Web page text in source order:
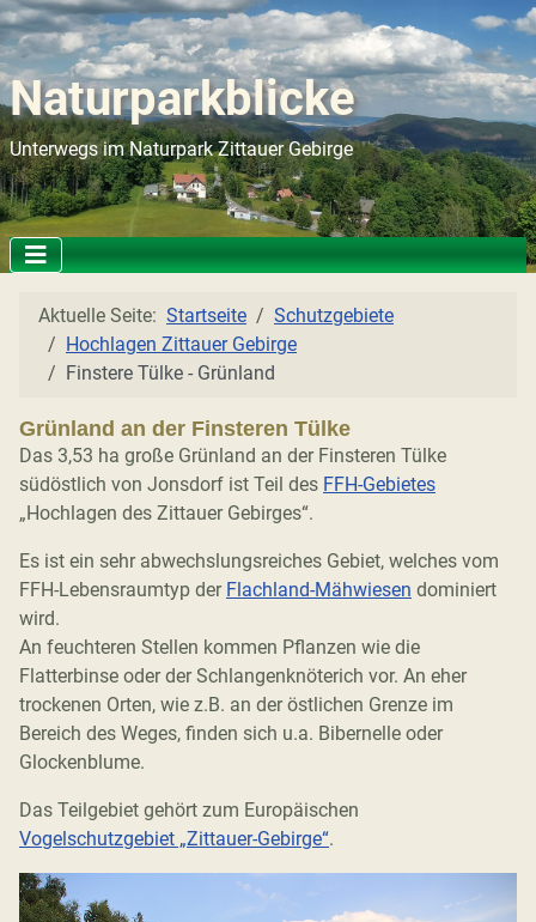
Naturparkblicke
Unterwegs im Naturpark Zittauer Gebirge
Aktuelle Seite: Startseite
Schutzgebiete
Hochlagen Zittauer Gebirge
Finstere Tülke - Grünland
Grünland an der Finsteren Tülke
Das 3,53 ha große Grünland an der Finsteren Tülke
südöstlich von Jonsdorf ist Teil des FFH-Gebietes
„Hochlagen des Zittauer Gebirges“.
Es ist ein sehr abwechslungsreiches Gebiet, welches vom
FFH-Lebensraumtyp der Flachland-Mähwiesen dominiert
wird.
An feuchteren Stellen kommen Pflanzen wie die
Flatterbinse oder der Schlangenknöterich vor. An eher
trockenen Orten, wie z.B. an der östlichen Grenze im
Bereich des Weges, finden sich u.a. Bibernelle oder
Glockenblume.
Das Teilgebiet gehört zum Europäischen
Vogelschutzgebiet „Zittauer-Gebirge“.